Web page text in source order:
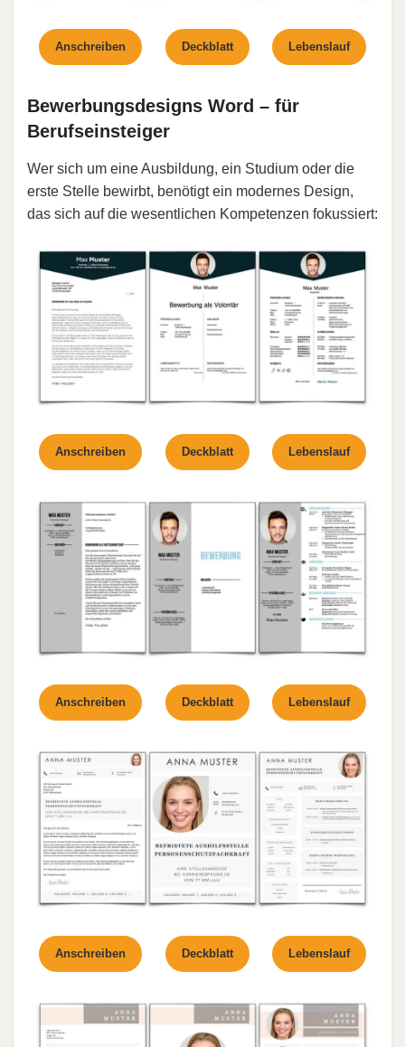
Anschreiben Deckblatt Lebenslauf
Bewerbungsdesigns Word – für
Berufseinsteiger
Wer sich um eine Ausbildung, ein Studium oder die
erste Stelle bewirbt, benötigt ein modernes Design,
das sich auf die wesentlichen Kompetenzen fokussiert:
Anschreiben Deckblatt Lebenslauf
Anschreiben Deckblatt Lebenslauf
Anschreiben Deckblatt Lebenslauf